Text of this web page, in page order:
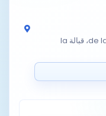
شارع de la république à côté de paraslim، قبالة la